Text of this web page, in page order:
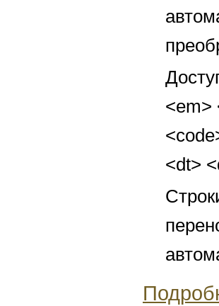
<em>
<dt>